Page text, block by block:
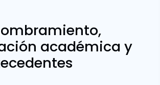
académica y